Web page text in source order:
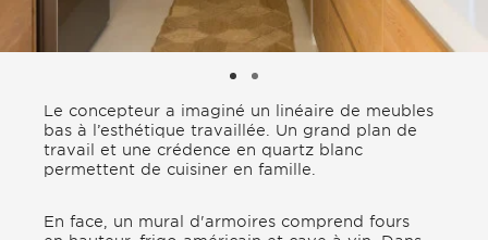
Le concepteur a imaginé un linéaire de meubles
bas à l’esthétique travaillée. Un grand plan de
travail et une crédence en quartz blanc
permettent de cuisiner en famille.
En face, un mural d'armoires comprend fours